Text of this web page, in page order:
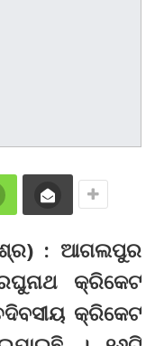
: ଆଗଲପୁର
କ୍ରିକେଟ
କ୍ରିକେଟ